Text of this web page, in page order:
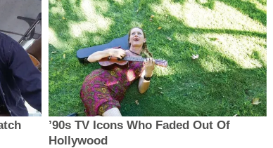
’90s TV Icons Who Faded Out Of
Hollywood